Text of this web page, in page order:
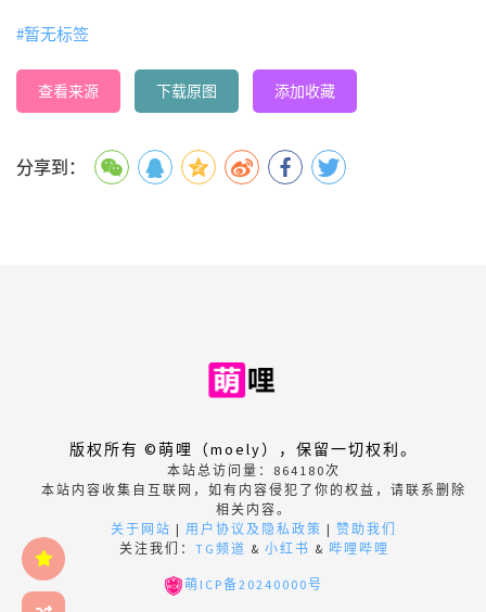
#暂无标签
查看来源 下载原图 添加收藏
分享到：
版权所有 ©萌哩（moely），保留一切权利。
本站总访问量： 864180次
本站内容收集自互联网，如有内容侵犯了你的权益，请联系删除
相关内容。
关于网站 | 用户协议及隐私政策 | 赞助我们
关注我们： TG频道 & 小红书 & 哔哩哔哩
萌ICP备20240000号